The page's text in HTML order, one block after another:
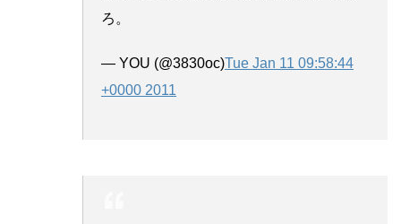
ろ。
— YOU (@3830oc)Tue Jan 11 09:58:44
+0000 2011